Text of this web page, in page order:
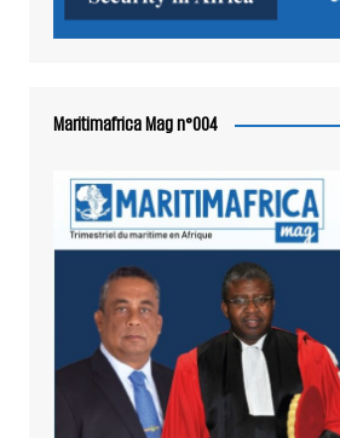
Maritimafrica Mag n°004